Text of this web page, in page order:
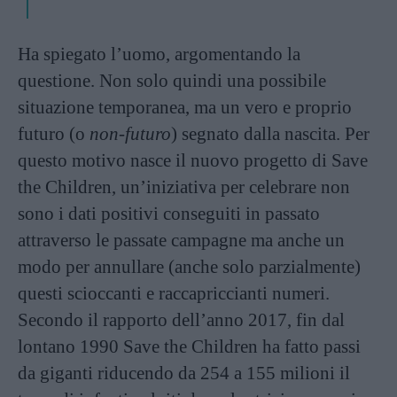
Ha spiegato l’uomo, argomentando la
questione. Non solo quindi una possibile
situazione temporanea, ma un vero e proprio
futuro (o non-futuro) segnato dalla nascita. Per
questo motivo nasce il nuovo progetto di Save
the Children, un’iniziativa per celebrare non
sono i dati positivi conseguiti in passato
attraverso le passate campagne ma anche un
modo per annullare (anche solo parzialmente)
questi scioccanti e raccapriccianti numeri.
Secondo il rapporto dell’anno 2017, fin dal
lontano 1990 Save the Children ha fatto passi
da giganti riducendo da 254 a 155 milioni il